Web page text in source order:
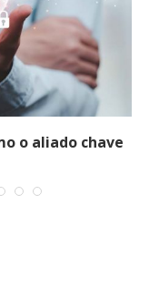
o aliado chave